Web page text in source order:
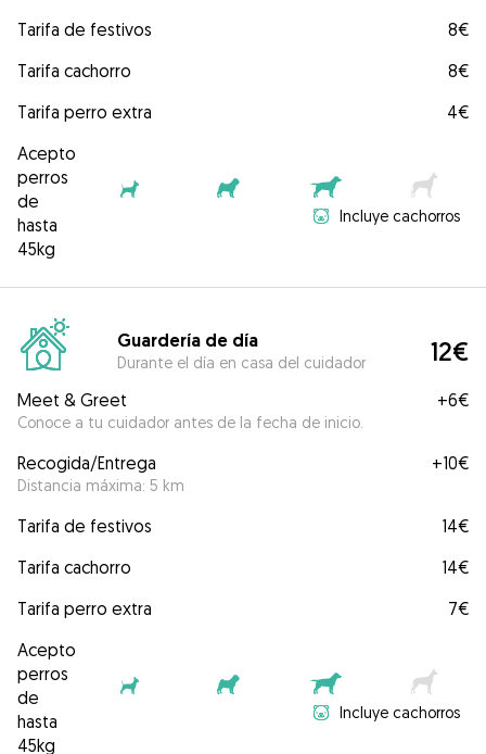
Tarifa de festivos
8€
Tarifa cachorro
8€
Tarifa perro extra
4€
Acepto
perros
de
hasta
45kg
Incluye cachorros
Guardería de día
Durante el día en casa del cuidador 12€
Meet & Greet
Conoce a tu cuidador antes de la fecha de inicio.
+6€
Recogida/Entrega
Distancia máxima: 5 km
+10€
Tarifa de festivos
14€
Tarifa cachorro
14€
Tarifa perro extra
7€
Acepto
perros
de
hasta
45kg
Incluye cachorros